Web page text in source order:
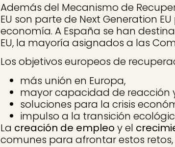
Además del Mecanismo de
EU son parte de Next Generation
economía. A España se han
EU, la mayoría asignados a las
Los objetivos europeos de
más unión en Europa,
mayor capacidad de reacción
soluciones para la crisis
impulso a la transición
La creación de empleo y el
comunes para afrontar estos